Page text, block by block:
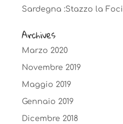
Sardegna :Stazzo la Foci
Archives
Marzo 2020
Novembre 2019
Maggio 2019
Gennaio 2019
Dicembre 2018